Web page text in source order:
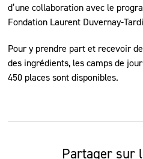
d’une collaboration avec le
Fondation Laurent Duvernay-
Pour y prendre part et recevoir
des ingrédients, les camps de
450 places sont disponibles.
Partager sur